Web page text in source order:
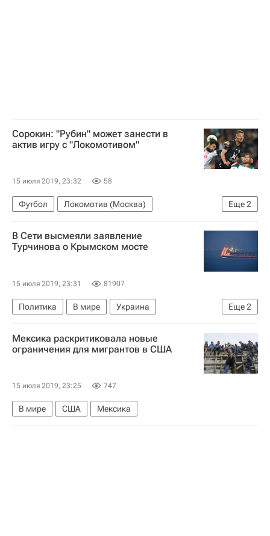
Сорокин: "Рубин" может занести в
актив игру с "Локомотивом"
15 июля 2019, 23:32 58
Еще2
Футбол
Локомотив (Москва)
Егор Сорокин (футбол)
Рубин
В Сети высмеяли заявление
Турчинова о Крымском мосте
15 июля 2019, 23:31 81907
Еще2
Политика В мире
Украина
Мария Захарова
Россия
Мексика раскритиковала новые
ограничения для мигрантов в США
15 июля 2019, 23:25 747
В мире США Мексика